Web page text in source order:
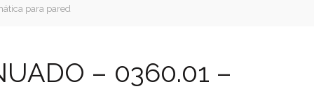
para pared
– 0360.01 –